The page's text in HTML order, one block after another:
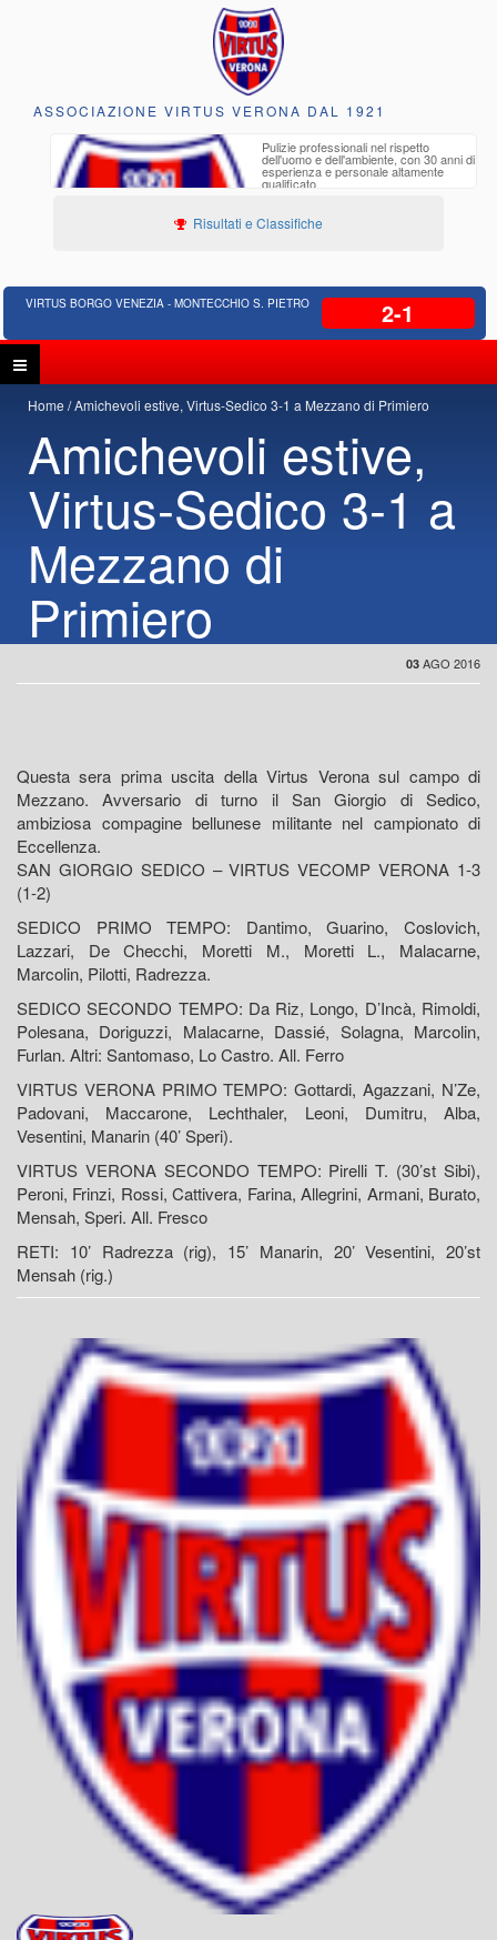
ASSOCIAZIONE VIRTUS VERONA DAL 1921
Pulizie professionali nel rispetto
dell'uomo e dell'ambiente, con 30 anni di
esperienza e personale altamente
qualificato
Risultati e Classifiche
VIRTUS BORGO VENEZIA - MONTECCHIO S. PIETRO 2-1
Home Amichevoli estive, Virtus-Sedico 3-1 a Mezzano di Primiero
Amichevoli estive,
Virtus-Sedico 3-1 a
Mezzano di
Primiero
03 AGO 2016
Questa sera prima uscita della Virtus Verona sul campo di
Mezzano. Avversario di turno il San Giorgio di Sedico,
ambiziosa compagine bellunese militante nel campionato di
Eccellenza.
SAN GIORGIO SEDICO – VIRTUS VECOMP VERONA 1-3
(1-2)
SEDICO PRIMO TEMPO: Dantimo, Guarino, Coslovich,
Lazzari, De Checchi, Moretti M., Moretti L., Malacarne,
Marcolin, Pilotti, Radrezza.
SEDICO SECONDO TEMPO: Da Riz, Longo, D’Incà, Rimoldi,
Polesana, Doriguzzi, Malacarne, Dassié, Solagna, Marcolin,
Furlan. Altri: Santomaso, Lo Castro. All. Ferro
VIRTUS VERONA PRIMO TEMPO: Gottardi, Agazzani, N’Ze,
Padovani, Maccarone, Lechthaler, Leoni, Dumitru, Alba,
Vesentini, Manarin (40’ Speri).
VIRTUS VERONA SECONDO TEMPO: Pirelli T. (30’st Sibi),
Peroni, Frinzi, Rossi, Cattivera, Farina, Allegrini, Armani, Burato,
Mensah, Speri. All. Fresco
RETI: 10’ Radrezza (rig), 15’ Manarin, 20’ Vesentini, 20’st
Mensah (rig.)